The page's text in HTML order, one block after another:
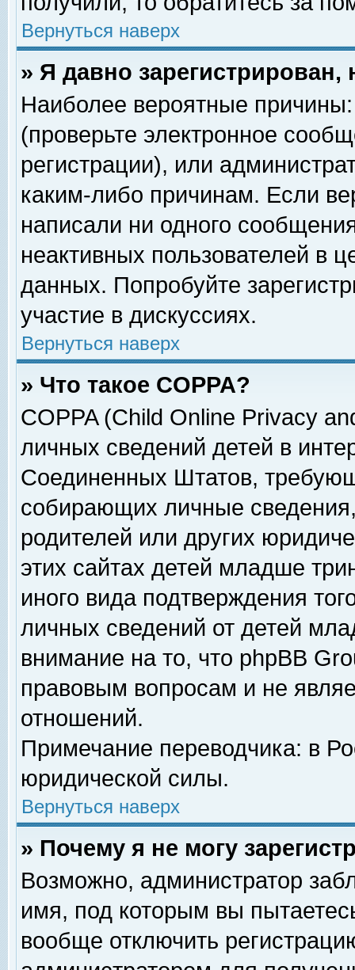
Вернуться наверх
» Я давно
Наиболее вероятные
(проверьте электронное
регистрации), или
каким-либо причинам. Если
написали ни одного
неактивных пользователей в
данных. Попробуйте
участие в дискуссиях.
Вернуться наверх
» Что такое COPPA?
COPPA (Child Online Privacy
личных сведений детей в
Соединенных Штатов,
собирающих личные
родителей или других
этих сайтах детей младше
иного вида подтверждения
личных сведений от детей
внимание на то, что phpBB
правовым вопросам и не
отношений.
Примечание переводчика: в
юридической силы.
Вернуться наверх
» Почему я не могу
Возможно, администратор
имя, под которым вы
вообще отключить